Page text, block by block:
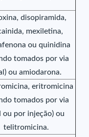
disopiramida,
mexiletina,
ou quinidina
tomados por via
ou amiodarona.
eritromicina
tomados por via
ou por injeção) ou
telitromicina.